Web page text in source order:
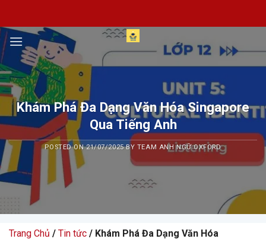
content
Khám Phá Đa Dạng Văn Hóa Singapore
Qua Tiếng Anh
POSTED ON21/07/2025BY TEAM ANH NGỮ OXFORD
Trang Chủ / Tin tức / Khám Phá Đa Dạng Văn Hóa